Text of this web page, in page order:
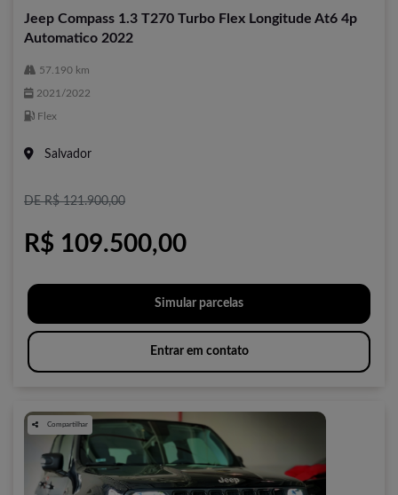
Jeep Compass 1.3 T270 Turbo Flex Longitude At6 4p
Automatico 2022
57.190 km
2021/2022
Flex
Salvador
DE R$ 121.900,00
R$ 109.500,00
Simular parcelas
Entrar em contato
Compartilhar